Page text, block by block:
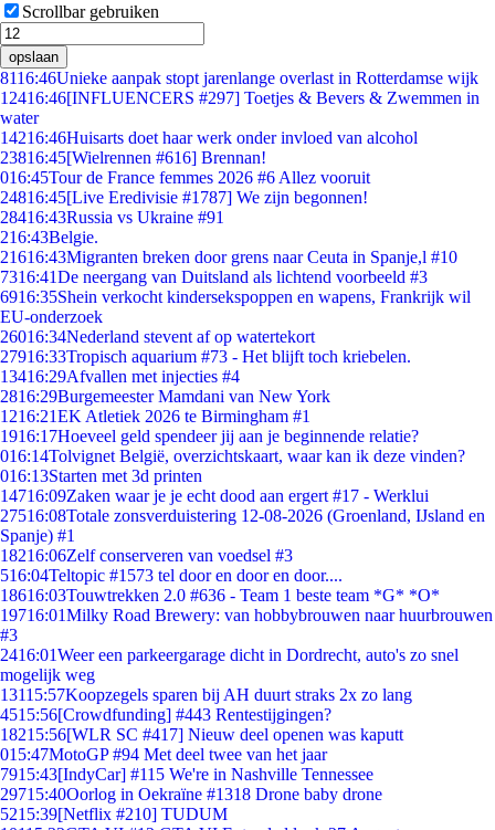
Scrollbar gebruiken
opslaan
8116:46Unieke aanpak stopt jarenlange overlast in Rotterdamse wijk
12416:46[INFLUENCERS #297] Toetjes & Bevers & Zwemmen in
water
14216:46Huisarts doet haar werk onder invloed van alcohol
23816:45[Wielrennen #616] Brennan!
016:45Tour de France femmes 2026 #6 Allez vooruit
24816:45[Live Eredivisie #1787] We zijn begonnen!
28416:43Russia vs Ukraine #91
216:43Belgie.
21616:43Migranten breken door grens naar Ceuta in Spanje,l #10
7316:41De neergang van Duitsland als lichtend voorbeeld #3
6916:35Shein verkocht kindersekspoppen en wapens, Frankrijk wil
EU-onderzoek
26016:34Nederland stevent af op watertekort
27916:33Tropisch aquarium #73 - Het blijft toch kriebelen.
13416:29Afvallen met injecties #4
2816:29Burgemeester Mamdani van New York
1216:21EK Atletiek 2026 te Birmingham #1
1916:17Hoeveel geld spendeer jij aan je beginnende relatie?
016:14Tolvignet België, overzichtskaart, waar kan ik deze vinden?
016:13Starten met 3d printen
14716:09Zaken waar je je echt dood aan ergert #17 - Werklui
27516:08Totale zonsverduistering 12-08-2026 (Groenland, IJsland en
Spanje) #1
18216:06Zelf conserveren van voedsel #3
516:04Teltopic #1573 tel door en door en door....
18616:03Touwtrekken 2.0 #636 - Team 1 beste team *G* *O*
19716:01Milky Road Brewery: van hobbybrouwen naar huurbrouwen
#3
2416:01Weer een parkeergarage dicht in Dordrecht, auto's zo snel
mogelijk weg
13115:57Koopzegels sparen bij AH duurt straks 2x zo lang
4515:56[Crowdfunding] #443 Rentestijgingen?
18215:56[WLR SC #417] Nieuw deel openen was kaputt
015:47MotoGP #94 Met deel twee van het jaar
7915:43[IndyCar] #115 We're in Nashville Tennessee
29715:40Oorlog in Oekraïne #1318 Drone baby drone
5215:39[Netflix #210] TUDUM